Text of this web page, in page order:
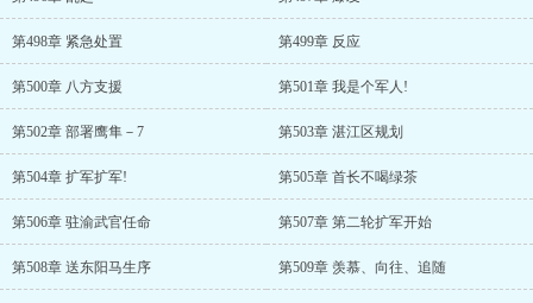
第498章 紧急处置 第499章 反应
第500章 八方支援 第501章 我是个军人!
第502章 部署鹰隼－7 第503章 湛江区规划
第504章 扩军扩军! 第505章 首长不喝绿茶
第506章 驻渝武官任命 第507章 第二轮扩军开始
第508章 送东阳马生序 第509章 羡慕、向往、追随